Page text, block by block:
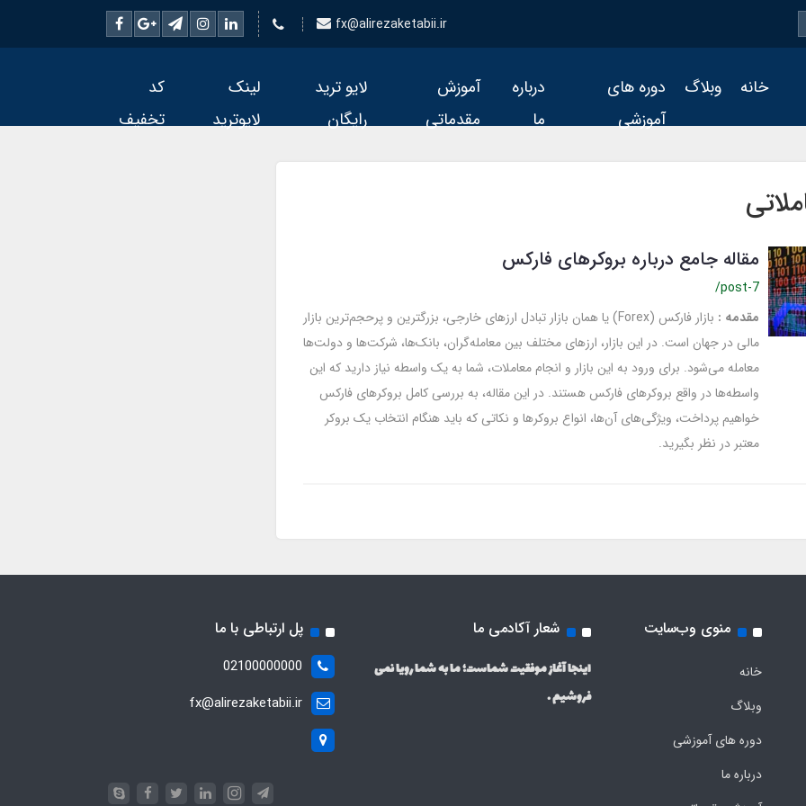
fx@alirezaketabii.ir
خانه وبلاگ
دوره های
آموزشی
درباره
ما
آموزش
مقدماتی
لایو ترید
رایگان
لینک
لایوترید
کد
تخفیف
مقاله جامع درباره بروکرهای فارکس
/post-7
مقدمه :
بازار فارکس (Forex) یا همان بازار تبادل ارزهای خارجی، بزرگترین و پرحجم‌ترین بازار
مالی در جهان است. در این بازار، ارزهای مختلف بین معامله‌گران، بانک‌ها، شرکت‌ها و دولت‌ها
معامله می‌شود. برای ورود به این بازار و انجام معاملات، شما به یک واسطه نیاز دارید که این
واسطه‌ها در واقع بروکرهای فارکس هستند. در این مقاله، به بررسی کامل بروکرهای فارکس
خواهیم پرداخت، ویژگی‌های آن‌ها، انواع بروکرها و نکاتی که باید هنگام انتخاب یک بروکر
معتبر در نظر بگیرید.
منوی وب‌سایت
خانه
وبلاگ
دوره های آموزشی
درباره ما
شعار آکادمی ما
اینجا آغاز موفقیت شماست؛ ما به شما رویا نمی
فروشیم .
پل ارتباطی با ما
02100000000
fx@alirezaketabii.ir